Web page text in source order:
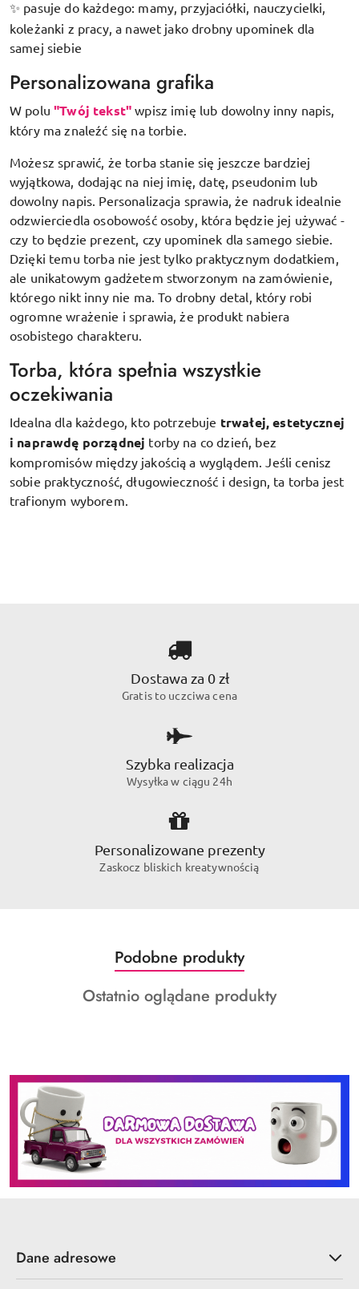
✨ pasuje do każdego: mamy, przyjaciółki, nauczycielki,
koleżanki z pracy, a nawet jako drobny upominek dla
samej siebie
Personalizowana grafika
W polu"Twój tekst" wpisz imię lub dowolny inny napis,
który ma znaleźć się na torbie.
Możesz sprawić, że torba stanie się jeszcze bardziej
wyjątkowa, dodając na niej imię, datę, pseudonim lub
dowolny napis. Personalizacja sprawia, że nadruk idealnie
odzwierciedla osobowość osoby, która będzie jej używać -
czy to będzie prezent, czy upominek dla samego siebie.
Dzięki temu torba nie jest tylko praktycznym dodatkiem,
ale unikatowym gadżetem stworzonym na zamówienie,
którego nikt inny nie ma. To drobny detal, który robi
ogromne wrażenie i sprawia, że produkt nabiera
osobistego charakteru.
Torba, która spełnia wszystkie
oczekiwania
Idealna dla każdego, kto potrzebuje trwałej, estetycznej
i naprawdę porządnej torby na co dzień, bez
kompromisów między jakością a wyglądem. Jeśli cenisz
sobie praktyczność, długowieczność i design, ta torba jest
trafionym wyborem.
Dostawa za 0 zł
Gratis to uczciwa cena
Szybka realizacja
Wysyłka w ciągu 24h
Personalizowane prezenty
Zaskocz bliskich kreatywnością
Pomiń karuzelę produktów
Produkty
o
statusie:
Podobne produkty
Produkty
Ostatnio oglądane produkty
Dane adresowe